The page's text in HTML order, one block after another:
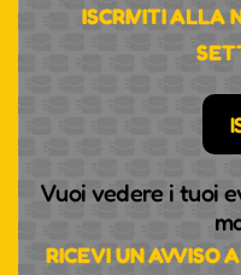
ISCRIVITI ALLA
Vuoi vedere i tuoi
RICEVI UN AVVISO